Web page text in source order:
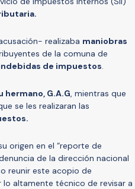
realizaba maniobras
de la comuna de
de impuestos.
hermano, G.A.G, mientras que
se les realizaran las
origen en el “reporte de
de la dirección nacional
reunir este acopio de
altamente técnico de revisar a